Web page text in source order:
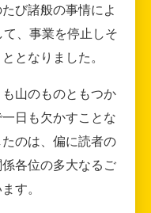
び諸般の事情によ
、事業を停止しそ
となりました。
山のものともつか
日も欠かすことな
のは、偏に読者の
各位の多大なるご
す。